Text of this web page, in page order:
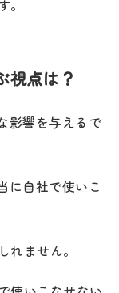
視点は？
影響を与えるで
に自社で使いこ
ません。